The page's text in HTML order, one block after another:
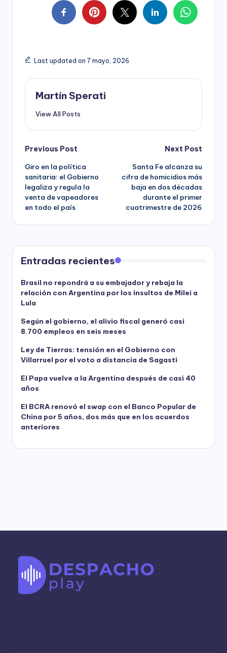
Last updated on 7 mayo, 2026
Martín Sperati
View All Posts
Post
navigation
Previous Post
Giro en la política
sanitaria: el Gobierno
legaliza y regula la
venta de vapeadores
en todo el país
Next Post
Santa Fe alcanza su
cifra de homicidios más
baja en dos décadas
durante el primer
cuatrimestre de 2026
Entradas recientes
Brasil no repondrá a su embajador y rebaja la
relación con Argentina por los insultos de Milei a
Lula
Según el gobierno, el alivio fiscal generó casi
8.700 empleos en seis meses
Ley de Tierras: tensión en el Gobierno con
Villarruel por el voto a distancia de Sagasti
El Papa vuelve a la Argentina después de casi 40
años
El BCRA renovó el swap con el Banco Popular de
China por 5 años, dos más que en los acuerdos
anteriores